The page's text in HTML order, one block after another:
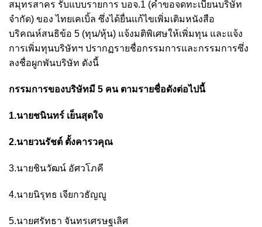
สมุทรสาคร รับแบบรายการ บอจ.1 (คําขอจดทะเบียนบริษัท
จำกัด) ของ ไทยเคเบิ้ล ซึ่งได้ยื่นแก้ไขเพิ่มเติมหนังสือ
บริคณห์สนธิข้อ 5 (ทุน/หุ้น) แจ้งมติพิเศษให้เพิ่มทุน และแจ้ง
การเพิ่มทุนบริษัทฯ ปรากฏรายชื่อกรรมการและกรรมการซึ่ง
ลงชื่อผูกพันบริษัท ดังนี้
กรรมการของบริษัทมี 5 คน ตามรายชื่อดังต่อไปนี้
1.นายชนินทร์ เย็นสุดใจ
2.นายวนรัชต์ ตั้งคารวคุณ
3.นายชินวัฒน์ อัศวโภคี
4.นายนิรุทธ เจียกวธัญญู
5.นายศรัทธา จันทรเศรษฐเลิศ